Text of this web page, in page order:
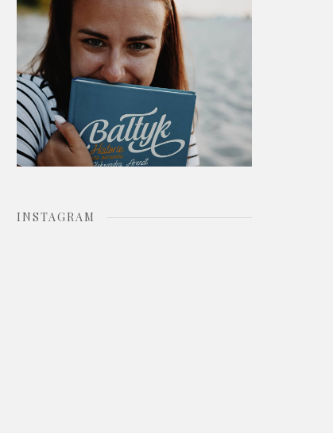
o
r
:
INSTAGRAM